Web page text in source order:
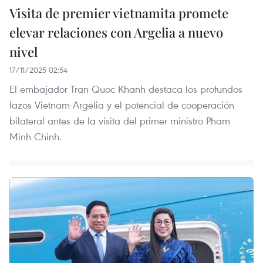
Visita de premier vietnamita promete
elevar relaciones con Argelia a nuevo
nivel
17/11/2025 02:54
El embajador Tran Quoc Khanh destaca los profundos
lazos Vietnam-Argelia y el potencial de cooperación
bilateral antes de la visita del primer ministro Pham
Minh Chinh.